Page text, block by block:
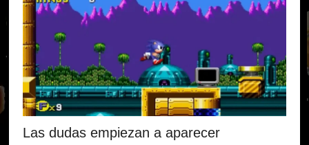
Las dudas empiezan a aparecer